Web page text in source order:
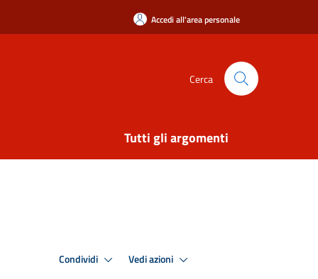
Accedi all'area personale
Cerca
Tutti gli argomenti
Condividi Vedi azioni